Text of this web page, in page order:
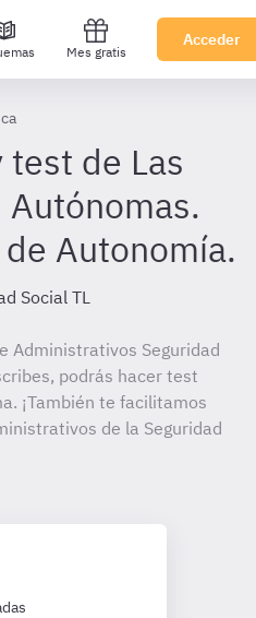
Mes gratis
Acceder
de Las
Autonomía.
Social TL
Administrativos Seguridad
podrás hacer test
¡También te facilitamos
de la Seguridad